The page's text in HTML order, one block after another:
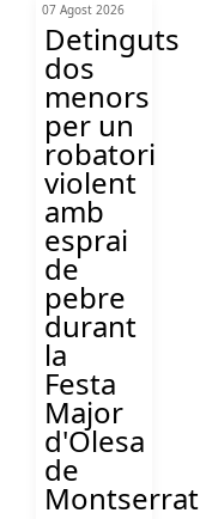
07 Agost 2026
Detinguts
dos
menors
per un
robatori
violent
amb
esprai
de
pebre
durant
la
Festa
Major
d'Olesa
de
Montserrat